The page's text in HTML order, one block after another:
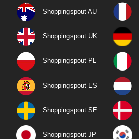
Shoppingspout AU
Shoppingspout UK
Shoppingspout PL
Shoppingspout ES
Shoppingspout SE
Shoppingspout JP